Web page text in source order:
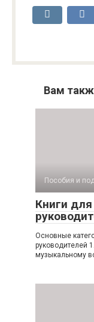
Вам
Пособия и
Книги
Основные
руководителей
музыкальному